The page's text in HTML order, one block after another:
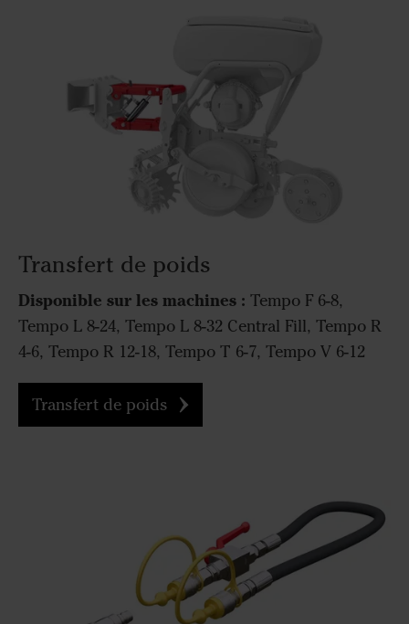
Transfert de poids
Disponible sur les machines : Tempo F 6-8,
Tempo L 8-24, Tempo L 8-32 Central Fill, Tempo R
4-6, Tempo R 12-18, Tempo T 6-7, Tempo V 6-12
Transfert de poids